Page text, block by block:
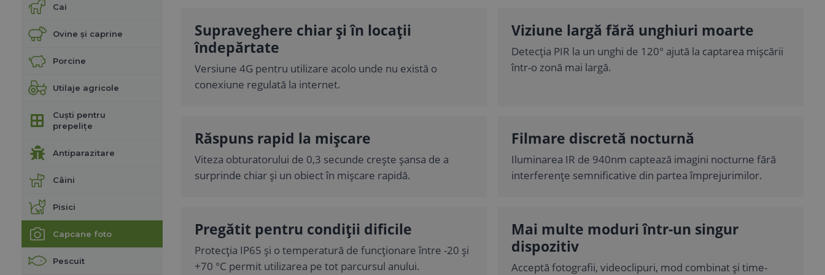
Cai
Ovine și caprine
Porcine
Utilaje agricole
Cuști pentru
prepelițe
Antiparazitare
Câini
Pisici
Capcane foto
Pescuit
Supraveghere chiar și în locații
îndepărtate
Versiune 4G pentru utilizare acolo unde nu există o
conexiune regulată la internet.
Viziune largă fără unghiuri moarte
Detecția PIR la un unghi de 120° ajută la captarea mișcării
într-o zonă mai largă.
Răspuns rapid la mișcare
Viteza obturatorului de 0,3 secunde crește șansa de a
surprinde chiar și un obiect în mișcare rapidă.
Filmare discretă nocturnă
Iluminarea IR de 940nm captează imagini nocturne fără
interferențe semnificative din partea împrejurimilor.
Pregătit pentru condiții dificile
Protecția IP65 și o temperatură de funcționare între -20 și
+70 °C permit utilizarea pe tot parcursul anului.
Mai multe moduri într-un singur
dispozitiv
Acceptă fotografii, videoclipuri, mod combinat și time-